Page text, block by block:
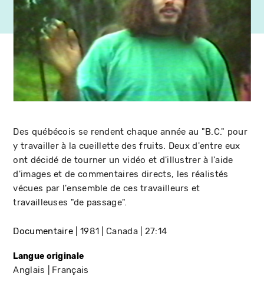
Des québécois se rendent chaque année au "B.C." pour
y travailler à la cueillette des fruits. Deux d'entre eux
ont décidé de tourner un vidéo et d'illustrer à l'aide
d'images et de commentaires directs, les réalistés
vécues par l'ensemble de ces travailleurs et
travailleuses "de passage".
Documentaire 1981 Canada 27:14
Langue originale
Anglais Français